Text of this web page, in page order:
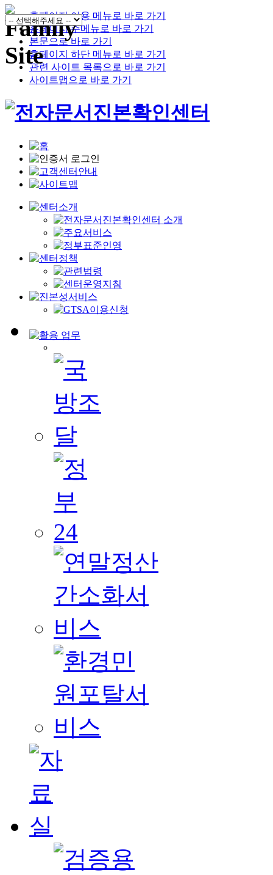
홈페이지 이용 메뉴로 바로 가기
홈페이지 주메뉴로 바로 가기
본문으로 바로 가기
홈페이지 하단 메뉴로 바로 가기
관련 사이트 목록으로 바로 가기
사이트맵으로 바로 가기